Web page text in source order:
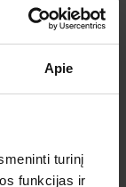
Apie
turinį
funkcijas ir